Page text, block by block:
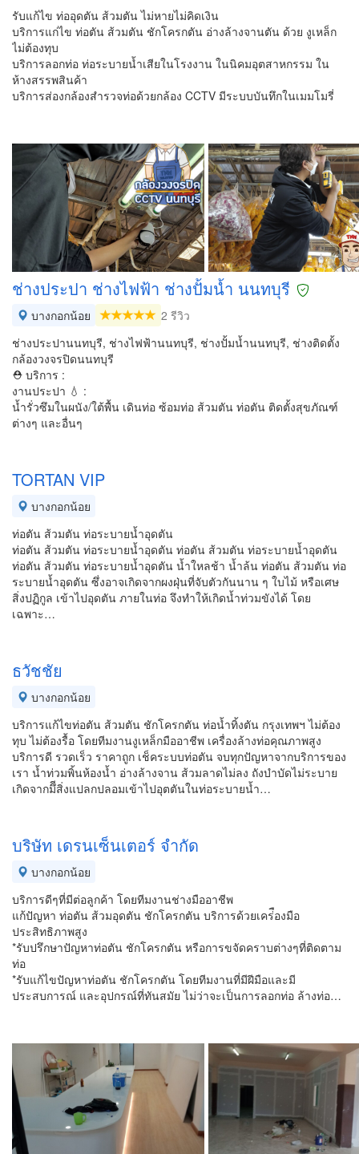
รับแก้ไข ท่ออุดตัน ส้วมตัน ไม่หายไม่คิดเงิน
บริการแก่ไข ท่อตัน ส้วมตัน ชักโครกตัน อ่างล้างจานตัน ด้วย งูเหล็ก
ไม่ต้องทุบ
บริการลอกท่อ ท่อระบายน้ำเสียในโรงงาน ในนิคมอุตสาหกรรม ใน
ห้างสรรพสินค้า
บริการส่องกล้องสำรวจท่อด้วยกล้อง CCTV มีระบบบันทึกในเมมโมรี่
ช่างประปา ช่างไฟฟ้า ช่างปั้มน้ำ นนทบุรี
บางกอกน้อย
2 รีวิว
ช่างประปานนทบุรี, ช่างไฟฟ้านนทบุรี, ช่างปั้มน้ำนนทบุรี, ช่างติดตั้ง
กล้องวงจรปิดนนทบุรี
⛑ บริการ :
งานประปา 💧 :
น้ำรั่วซึมในผนัง/ใต้พื้น เดินท่อ ซ้อมท่อ ส้วมตัน ท่อตัน ติดตั้งสุขภัณฑ์
ต่างๆ และอื่นๆ
TORTAN VIP
บางกอกน้อย
ท่อตัน ส้วมตัน ท่อระบายน้ำอุดตัน
ท่อตัน ส้วมตัน ท่อระบายน้ำอุดตัน ท่อตัน ส้วมตัน ท่อระบายน้ำอุดตัน
ท่อตัน ส้วมตัน ท่อระบายน้ำอุดตัน น้ำใหลช้า น้ำล้น ท่อตัน ส้วมตัน ท่อ
ระบายน้ำอุดตัน ซึ่งอาจเกิดจากผงฝุ่นที่จับตัวกันนาน ๆ ใบไม้ หรือเศษ
สิ่งปฏิกูล เข้าไปอุดตัน ภายในท่อ จึงทำให้เกิดน้ำท่วมขังได้ โดย
เฉพาะ…
ธวัชชัย
บางกอกน้อย
บริการแก้ไขท่อตัน ส้วมตัน ชักโครกตัน ท่อน้ำทิ้งตัน กรุงเทพฯ ไม่ต้อง
ทุบ ไม่ต้องรื้อ โดยทีมงานงูเหล็กมืออาชีพ เครื่องล้างท่อคุณภาพสูง
บริการดี รวดเร็ว ราคาถูก เช็คระบบท่อตัน จบทุกปัญหาจากบริการของ
เรา น้ำท่วมพิ้นห้องน้ำ อ่างล้างจาน ส้วมลาดไม่ลง ถังบำบัดไม่ระบาย
เกิดจากมึีสิ่งแปลกปลอมเข้าไปอุตตันในท่อระบายน้ำ…
บริษัท เดรนเซ็นเตอร์ จำกัด
บางกอกน้อย
บริการดีๆที่มีต่อลูกค้า โดยทีมงานช่างมืออาชีพ
แก้ปัญหา ท่อตัน ส้วมอุดตัน ชักโครกตัน บริการด้วยเคร่ืองมือ
ประสิทธิภาพสูง
*รับปรึกษาปัญหาท่อตัน ชักโครกตัน หรือการขจัดคราบต่างๆที่ติดตาม
ท่อ
*รับแก้ไขปัญหาท่อตัน ชักโครกตัน โดยทีมงานที่มีฝีมือและมี
ประสบการณ์ และอุปกรณ์ที่ทันสมัย ไม่ว่าจะเป็นการลอกท่อ ล้างท่อ…